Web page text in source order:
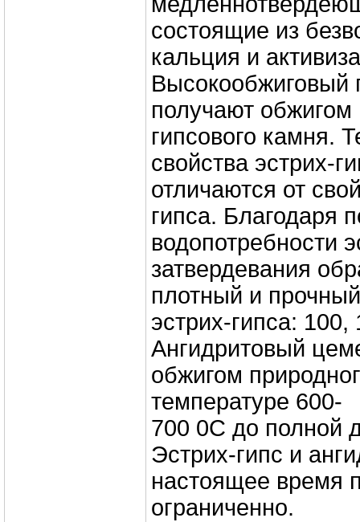
состоящие из
кальция и
Высокообжиговый
получают обжигом
гипсового камня.
свойства эстрих-
отличаются от
гипса. Благодаря
водопотребности
затвердевания
плотный и
эстрих-гипса:
Ангидритовый
обжигом
температуре 600-
700 0С до полной
Эстрих-гипс и
настоящее время
ограниченно.